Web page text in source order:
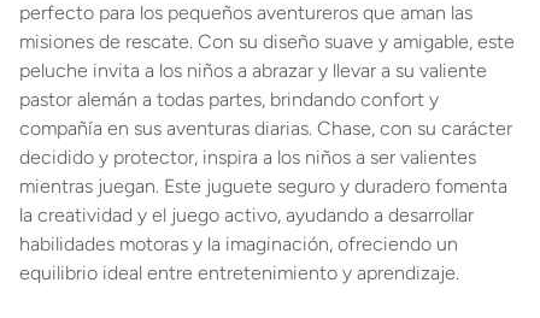
perfecto para los pequeños aventureros que aman las
misiones de rescate. Con su diseño suave y amigable, este
peluche invita a los niños a abrazar y llevar a su valiente
pastor alemán a todas partes, brindando confort y
compañía en sus aventuras diarias. Chase, con su carácter
decidido y protector, inspira a los niños a ser valientes
mientras juegan. Este juguete seguro y duradero fomenta
la creatividad y el juego activo, ayudando a desarrollar
habilidades motoras y la imaginación, ofreciendo un
equilibrio ideal entre entretenimiento y aprendizaje.